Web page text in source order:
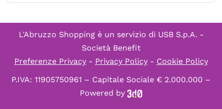
L'Abruzzo Shopping è un servizio di USB S.p.A. -
Società Benefit
Preferenze Privacy- Privacy Policy- Cookie Policy
P.IVA: 11905750961 – Capitale Sociale € 2.000.000 –
Powered by